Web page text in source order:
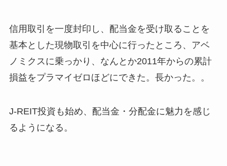
信用取引を一度封印し、配当金を受け取ることを
基本とした現物取引を中心に行ったところ、アベ
ノミクスに乗っかり、なんとか2011年からの累計
損益をプラマイゼロほどにできた。長かった。。
J-REIT投資も始め、配当金・分配金に魅力を感じ
るようになる。